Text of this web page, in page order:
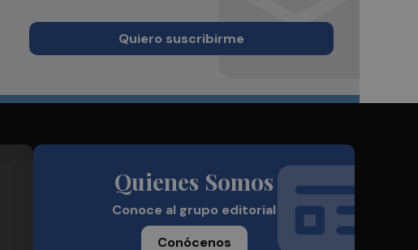
Quiero suscribirme
Quienes Somos
Conoce al grupo editorial
Conócenos